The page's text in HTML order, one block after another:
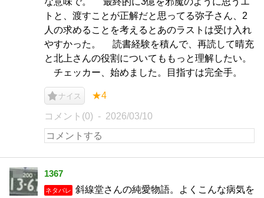
トと、渡すことが正解だと思ってる弥子さん、2
人の求めることを考えるとあのラストは受け入れ
やすかった。 読書経験を積んで、再読して晴充
と北上さんの役割についてももっと理解したい。
チェッカー、始めました。目指すは完全手。
ナイス ★4
コメント(0) 2026/03/10
1367
ネタバレ
斜線堂さんの純愛物語。よくこんな病気を